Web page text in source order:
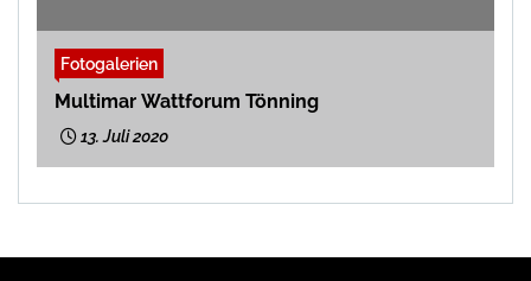
Fotogalerien
Multimar Wattforum Tönning
13. Juli 2020